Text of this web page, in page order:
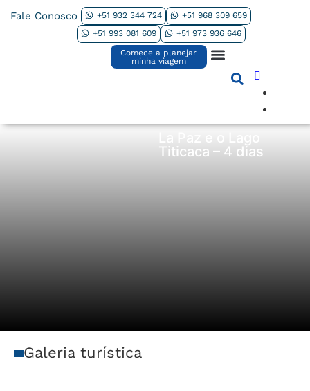
Fale Conosco +51 932 344 724 +51 968 309 659
+51 993 081 609
+51 973 936 646
Comece a planejar
minha viagem
Titicaca – 4 dias
Galeria turística